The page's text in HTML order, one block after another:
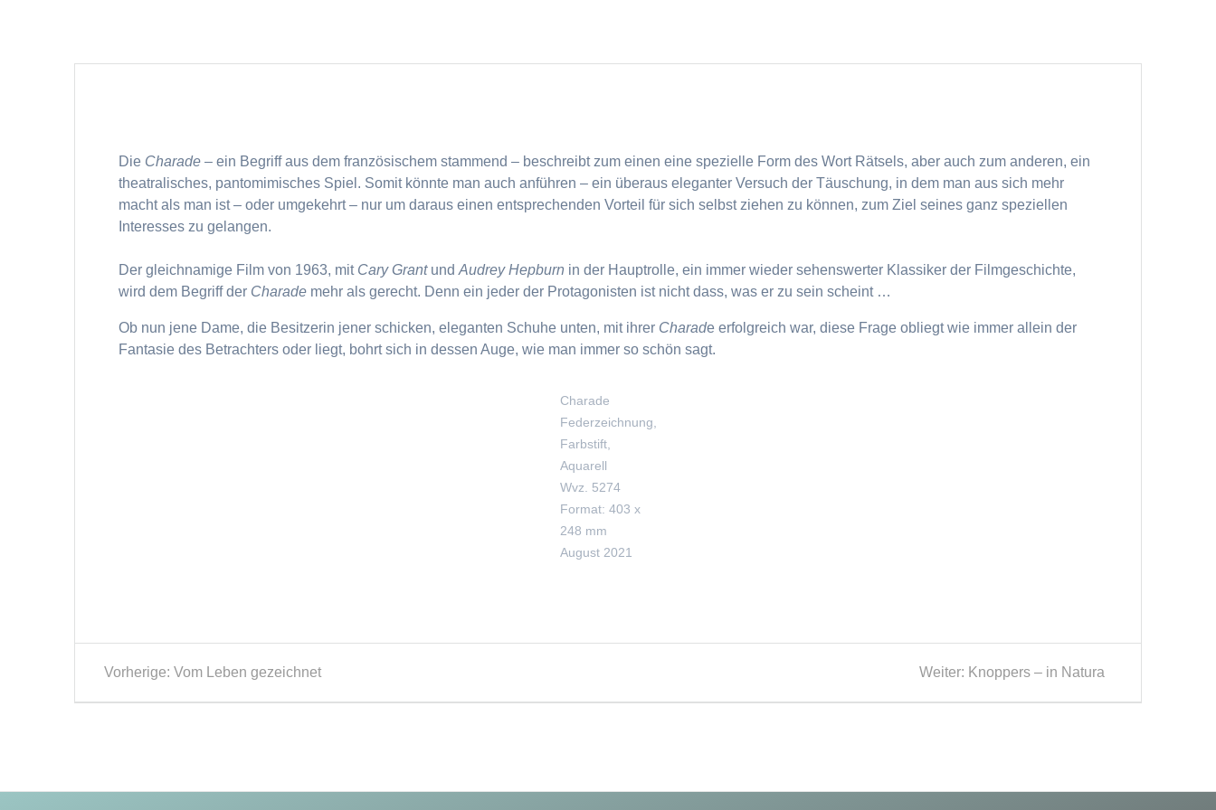
Die Charade – ein Begriff aus dem französischem stammend – beschreibt zum einen eine spezielle Form des Wort Rätsels, aber auch zum anderen, ein
theatralisches, pantomimisches Spiel. Somit könnte man auch anführen – ein überaus eleganter Versuch der Täuschung, in dem man aus sich mehr
macht als man ist – oder umgekehrt – nur um daraus einen entsprechenden Vorteil für sich selbst ziehen zu können, zum Ziel seines ganz speziellen
Interesses zu gelangen.
Der gleichnamige Film von 1963, mit Cary GrantundAudrey Hepburn in der Hauptrolle, ein immer wieder sehenswerter Klassiker der Filmgeschichte,
wird dem Begriff der Charade mehr als gerecht. Denn ein jeder der Protagonisten ist nicht dass, was er zu sein scheint …
Ob nun jene Dame, die Besitzerin jener schicken, eleganten Schuhe unten, mit ihrer Charade erfolgreich war, diese Frage obliegt wie immer allein der
Fantasie des Betrachters oder liegt, bohrt sich in dessen Auge, wie man immer so schön sagt.
Charade
Federzeichnung,
Farbstift,
Aquarell
Wvz. 5274
Format: 403 x
248 mm
August 2021
Beitragsnavigation
Vorherige: Vorheriger
Vom Leben gezeichnet Weiter: Nächster
Knoppers – in Natura